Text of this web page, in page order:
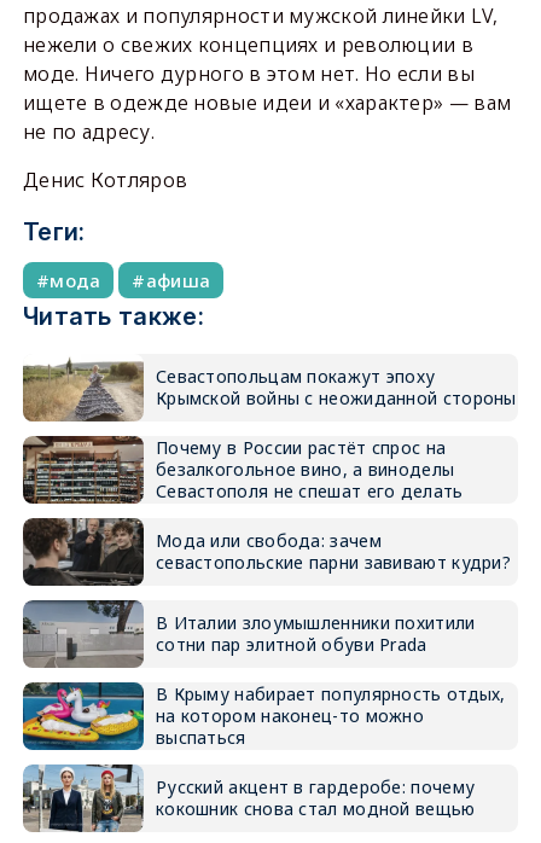
продажах и популярности мужской линейки LV,
нежели о свежих концепциях и революции в
моде. Ничего дурного в этом нет. Но если вы
ищете в одежде новые идеи и «характер» — вам
не по адресу.
Денис Котляров
Теги:
мода афиша
Читать также:
Севастопольцам покажут эпоху
Крымской войны с неожиданной стороны
Почему в России растёт спрос на
безалкогольное вино, а виноделы
Севастополя не спешат его делать
Мода или свобода: зачем
севастопольские парни завивают кудри?
В Италии злоумышленники похитили
сотни пар элитной обуви Prada
В Крыму набирает популярность отдых,
на котором наконец-то можно
выспаться
Русский акцент в гардеробе: почему
кокошник снова стал модной вещью